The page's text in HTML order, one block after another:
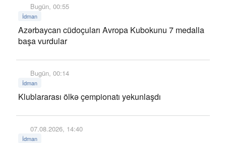
Bugün, 00:55
İdman
Azərbaycan cüdoçuları Avropa Kubokunu 7 medalla
başa vurdular
Bugün, 00:14
İdman
Klublararası ölkə çempionatı yekunlaşdı
07.08.2026, 14:40
İdman